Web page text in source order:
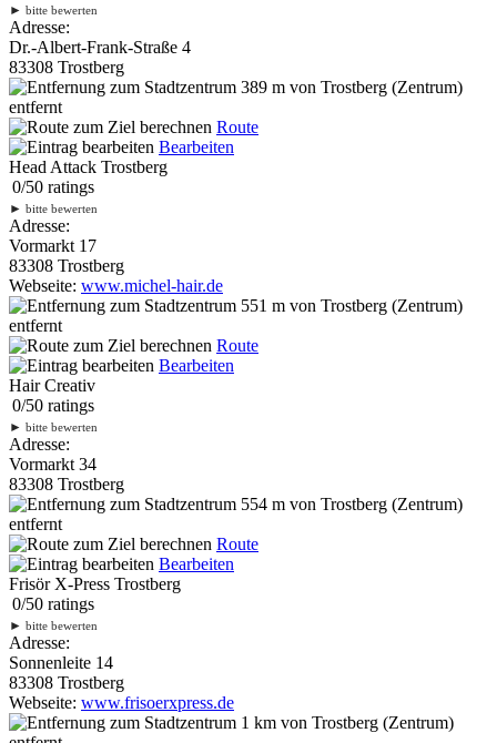
► bitte bewerten
Adresse:
Dr.-Albert-Frank-Straße 4
83308 Trostberg
389 m von Trostberg (Zentrum)
entfernt
Route
Bearbeiten
Head Attack Trostberg
0/50 ratings
► bitte bewerten
Adresse:
Vormarkt 17
83308 Trostberg
Webseite: www.michel-hair.de
551 m von Trostberg (Zentrum)
entfernt
Route
Bearbeiten
Hair Creativ
0/50 ratings
► bitte bewerten
Adresse:
Vormarkt 34
83308 Trostberg
554 m von Trostberg (Zentrum)
entfernt
Route
Bearbeiten
Frisör X-Press Trostberg
0/50 ratings
► bitte bewerten
Adresse:
Sonnenleite 14
83308 Trostberg
Webseite: www.frisoerxpress.de
1 km von Trostberg (Zentrum)